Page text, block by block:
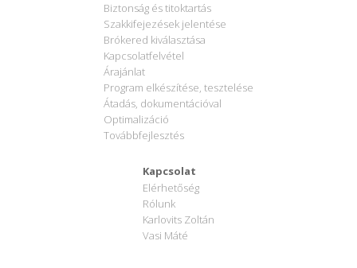
Biztonság és titoktartás
Szakkifejezések jelentése
Brókered kiválasztása
Kapcsolatfelvétel
Árajánlat
Program elkészítése, tesztelése
Átadás, dokumentációval
Optimalizáció
Továbbfejlesztés
Kapcsolat
Elérhetőség
Rólunk
Karlovits Zoltán
Vasi Máté